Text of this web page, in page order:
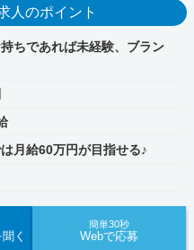
人のポイント
ちであれば未経験、ブラン
月給60万円が目指せる♪
く
簡単30秒
Webで応募